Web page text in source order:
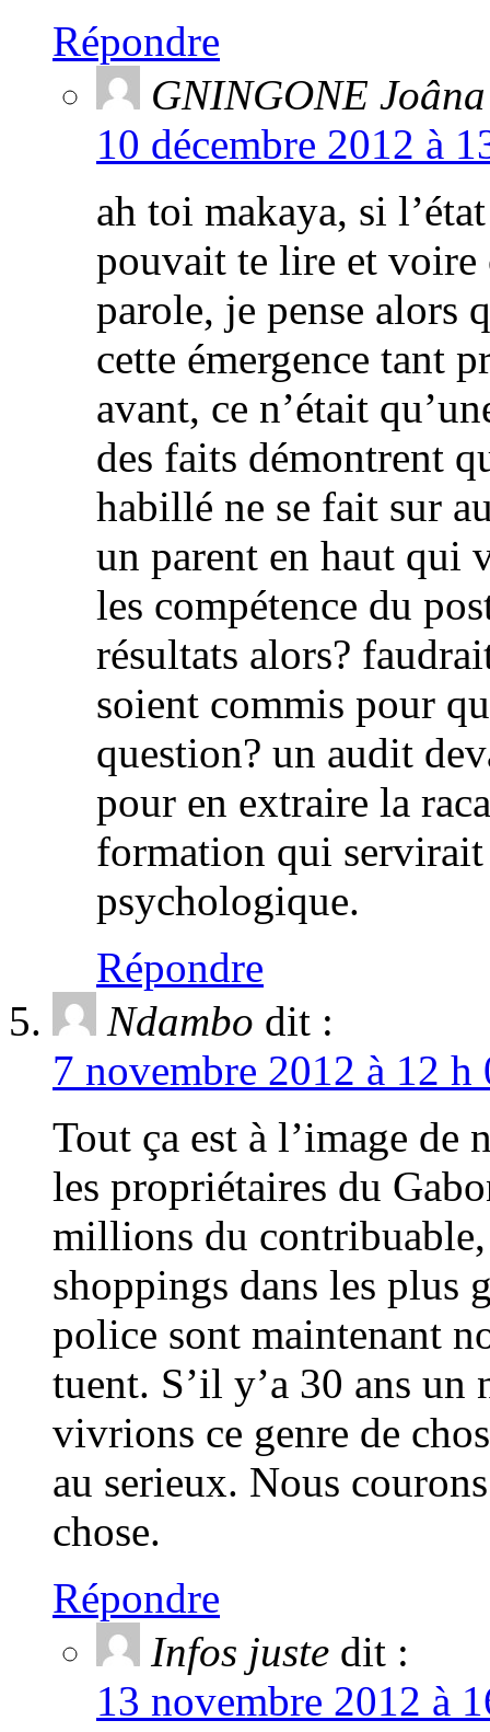
Répondre
GNINGONE Joâna
10 décembre 2012 à
ah toi makaya, si
pouvait te lire et voire
parole, je pense alors
cette émergence tant
avant, ce n’était
des faits démontrent
habillé ne se fait sur
un parent en haut qui
les compétence du
résultats alors?
soient commis pour
question? un audit
pour en extraire la
formation qui servirait
psychologique.
Répondre
Ndambo dit :
7 novembre 2012 à 12
Tout ça est à l’image de
les propriétaires du
millions du
shoppings dans les plus
police sont maintenant
tuent. S’il y’a 30 ans un
vivrions ce genre de
au serieux. Nous
chose.
Répondre
Infos juste dit :
13 novembre 2012 à